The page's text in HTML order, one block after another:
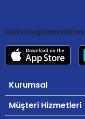
Mobil
Kurumsal
Müşteri Hizmetleri